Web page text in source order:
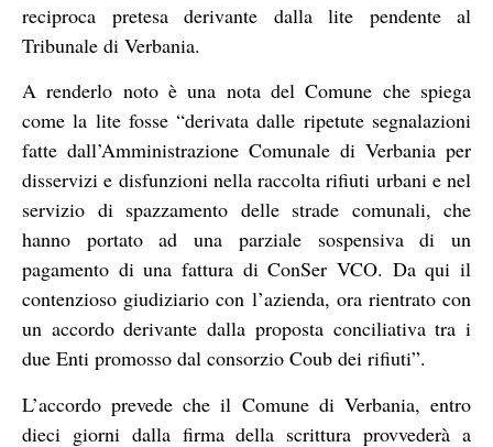
reciproca pretesa derivante dalla lite pendente al
Tribunale di Verbania.
A renderlo noto è una nota del Comune che spiega
come la lite fosse “derivata dalle ripetute segnalazioni
fatte dall’Amministrazione Comunale di Verbania per
disservizi e disfunzioni nella raccolta rifiuti urbani e nel
servizio di spazzamento delle strade comunali, che
hanno portato ad una parziale sospensiva di un
pagamento di una fattura di ConSer VCO. Da qui il
contenzioso giudiziario con l’azienda, ora rientrato con
un accordo derivante dalla proposta conciliativa tra i
due Enti promosso dal consorzio Coub dei rifiuti”.
L’accordo prevede che il Comune di Verbania, entro
dieci giorni dalla firma della scrittura provvederà a